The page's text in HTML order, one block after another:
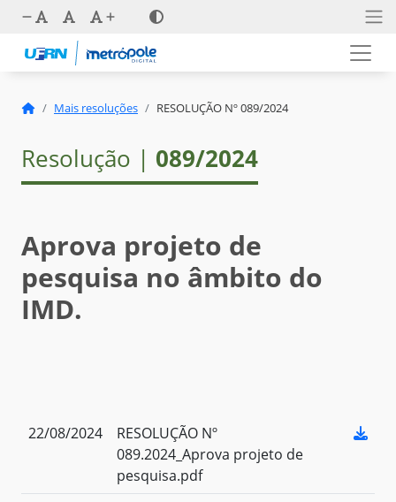
Mais resoluções RESOLUÇÃO Nº 089/2024
Resolução | 089/2024
Aprova projeto de
pesquisa no âmbito do
IMD.
22/08/2024
RESOLUÇÃO Nº
089.2024_Aprova projeto de
pesquisa.pdf